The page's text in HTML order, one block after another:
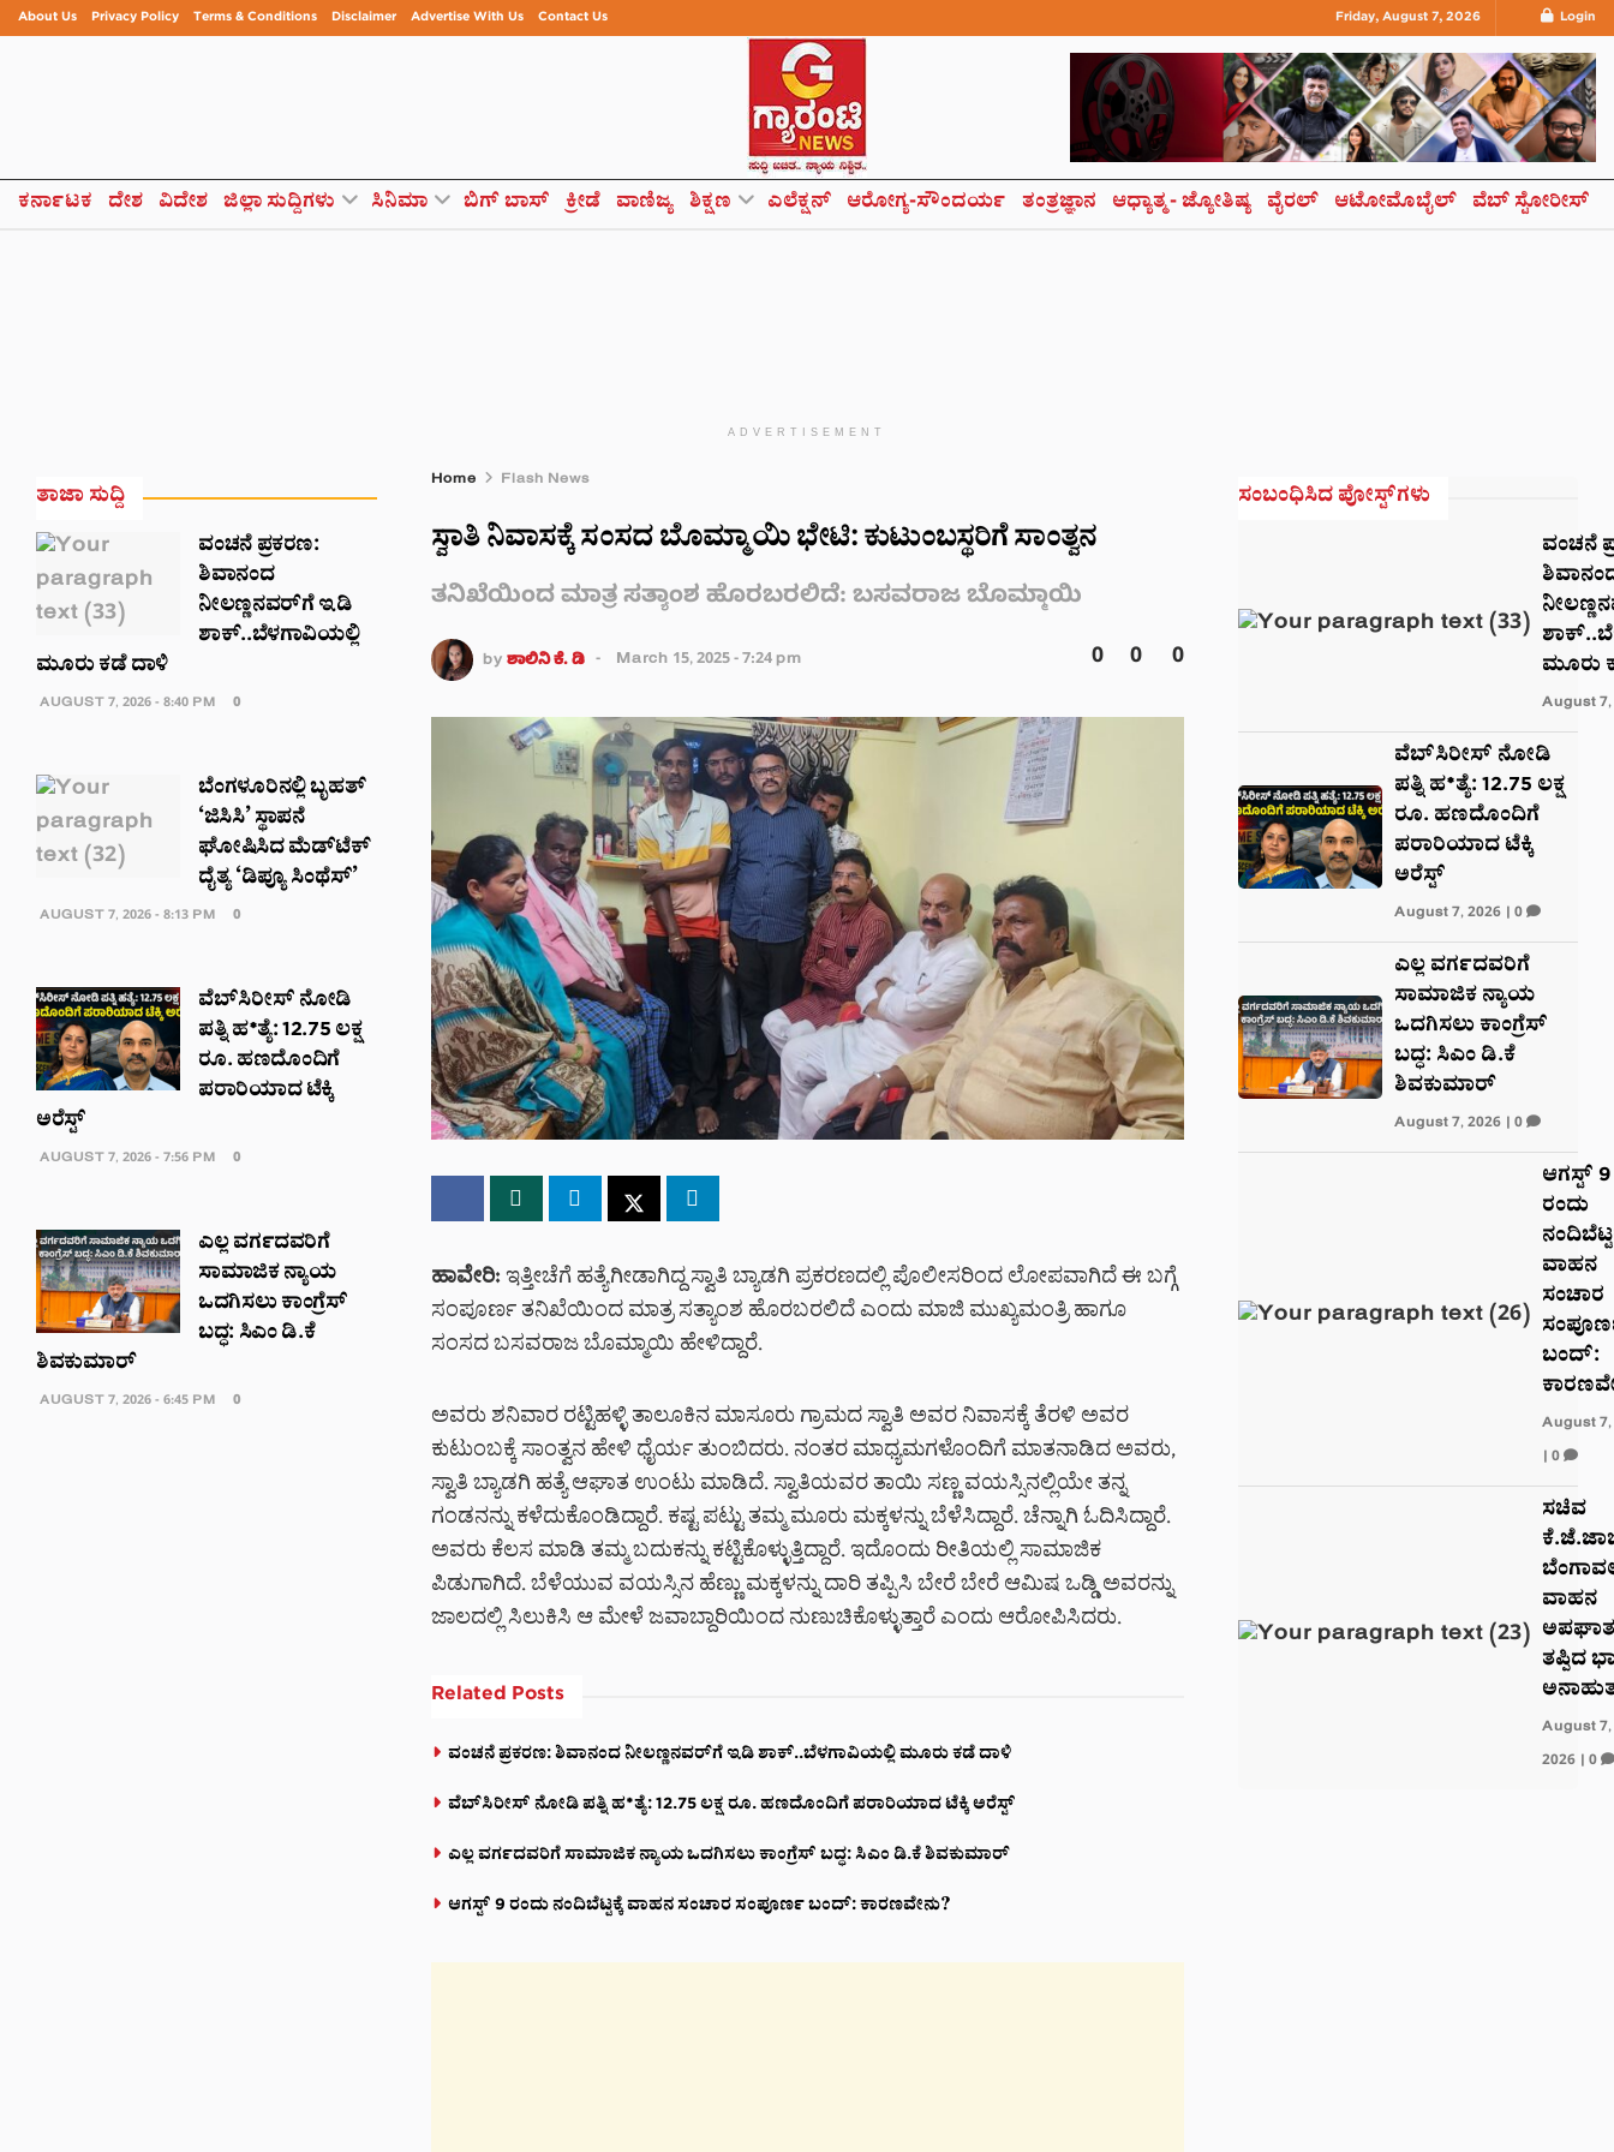
About Us Privacy Policy Terms & Conditions Disclaimer Advertise With Us Contact Us Friday, August 7, 2026 Login
ಕರ್ನಾಟಕ ದೇಶ ವಿದೇಶ ಜಿಲ್ಲಾ ಸುದ್ದಿಗಳು ಸಿನಿಮಾ ಬಿಗ್ ಬಾಸ್ ಕ್ರೀಡೆ ವಾಣಿಜ್ಯ ಶಿಕ್ಷಣ ಎಲೆಕ್ಷನ್ ಆರೋಗ್ಯ-ಸೌಂದರ್ಯ ತಂತ್ರಜ್ಞಾನ ಆಧ್ಯಾತ್ಮ- ಜ್ಯೋತಿಷ್ಯ ವೈರಲ್ ಆಟೋಮೊಬೈಲ್ ವೆಬ್ ಸ್ಟೋರೀಸ್
ADVERTISEMENT
Home Flash News
ಸ್ವಾತಿ ನಿವಾಸಕ್ಕೆ ಸಂಸದ ಬೊಮ್ಮಾಯಿ ಭೇಟಿ: ಕುಟುಂಬಸ್ಥರಿಗೆ ಸಾಂತ್ವನ
ತನಿಖೆಯಿಂದ ಮಾತ್ರ ಸತ್ಯಾಂಶ ಹೊರಬರಲಿದೆ: ಬಸವರಾಜ ಬೊಮ್ಮಾಯಿ
by ಶಾಲಿನಿ ಕೆ. ಡಿ March 15, 2025 - 7:24 pm 0 0 0
ಹಾವೇರಿ:ಇತ್ತೀಚೆಗೆ ಹತ್ಯೆಗೀಡಾಗಿದ್ದ ಸ್ವಾತಿ ಬ್ಯಾಡಗಿ ಪ್ರಕರಣದಲ್ಲಿ ಪೊಲೀಸರಿಂದ ಲೋಪವಾಗಿದೆ ಈ ಬಗ್ಗೆ
ಸಂಪೂರ್ಣ ತನಿಖೆಯಿಂದ ಮಾತ್ರ ಸತ್ಯಾಂಶ ಹೊರಬರಲಿದೆ ಎಂದು ಮಾಜಿ ಮುಖ್ಯಮಂತ್ರಿ ಹಾಗೂ
ಸಂಸದ ಬಸವರಾಜ ಬೊಮ್ಮಾಯಿ ಹೇಳಿದ್ದಾರೆ.
ಅವರು ಶನಿವಾರ ರಟ್ಟಿಹಳ್ಳಿ ತಾಲೂಕಿನ ಮಾಸೂರು ಗ್ರಾಮದ ಸ್ವಾತಿ ಅವರ ನಿವಾಸಕ್ಕೆ ತೆರಳಿ ಅವರ
ಕುಟುಂಬಕ್ಕೆ ಸಾಂತ್ವನ ಹೇಳಿ ಧೈರ್ಯ ತುಂಬಿದರು. ನಂತರ ಮಾಧ್ಯಮಗಳೊಂದಿಗೆ ಮಾತನಾಡಿದ ಅವರು,
ಸ್ವಾತಿ ಬ್ಯಾಡಗಿ ಹತ್ಯೆ ಆಘಾತ ಉಂಟು ಮಾಡಿದೆ. ಸ್ವಾತಿಯವರ ತಾಯಿ ಸಣ್ಣ ವಯಸ್ಸಿನಲ್ಲಿಯೇ ತನ್ನ
ಗಂಡನನ್ನು ಕಳೆದುಕೊಂಡಿದ್ದಾರೆ. ಕಷ್ಟ ಪಟ್ಟು ತಮ್ಮ ಮೂರು ಮಕ್ಕಳನ್ನು ಬೆಳೆಸಿದ್ದಾರೆ. ಚೆನ್ನಾಗಿ ಓದಿಸಿದ್ದಾರೆ.
ಅವರು ಕೆಲಸ ಮಾಡಿ ತಮ್ಮ ಬದುಕನ್ನು ಕಟ್ಟಿಕೊಳ್ಳುತ್ತಿದ್ದಾರೆ. ಇದೊಂದು ರೀತಿಯಲ್ಲಿ ಸಾಮಾಜಿಕ
ಪಿಡುಗಾಗಿದೆ. ಬೆಳೆಯುವ ವಯಸ್ಸಿನ ಹೆಣ್ಣು ಮಕ್ಕಳನ್ನು ದಾರಿ ತಪ್ಪಿಸಿ ಬೇರೆ ಬೇರೆ ಆಮಿಷ ಒಡ್ಡಿ ಅವರನ್ನು
ಜಾಲದಲ್ಲಿ ಸಿಲುಕಿಸಿ ಆ ಮೇಳೆ ಜವಾಬ್ದಾರಿಯಿಂದ ನುಣುಚಿಕೊಳ್ಳುತ್ತಾರೆ ಎಂದು ಆರೋಪಿಸಿದರು.
Related Posts
ವಂಚನೆ ಪ್ರಕರಣ: ಶಿವಾನಂದ ನೀಲಣ್ಣನವರ್​​ಗೆ ಇಡಿ ಶಾಕ್..ಬೆಳಗಾವಿಯಲ್ಲಿ ಮೂರು ಕಡೆ ದಾಳಿ
ವೆಬ್‌ಸಿರೀಸ್‌ ನೋಡಿ ಪತ್ನಿ ಹ*ತ್ಯೆ: 12.75 ಲಕ್ಷ ರೂ. ಹಣದೊಂದಿಗೆ ಪರಾರಿಯಾದ ಟೆಕ್ಕಿ ಅರೆಸ್ಟ್‌
ಎಲ್ಲ ವರ್ಗದವರಿಗೆ ಸಾಮಾಜಿಕ ನ್ಯಾಯ ಒದಗಿಸಲು ಕಾಂಗ್ರೆಸ್ ಬದ್ಧ: ಸಿಎಂ ಡಿ.ಕೆ ಶಿವಕುಮಾರ್
ಆಗಸ್ಟ್ 9 ರಂದು ನಂದಿಬೆಟ್ಟಕ್ಕೆ ವಾಹನ ಸಂಚಾರ ಸಂಪೂರ್ಣ ಬಂದ್: ಕಾರಣವೇನು?
ತಾಜಾ ಸುದ್ದಿ
ವಂಚನೆ ಪ್ರಕರಣ:
ಶಿವಾನಂದ
ನೀಲಣ್ಣನವರ್​​ಗೆ ಇಡಿ
ಶಾಕ್..ಬೆಳಗಾವಿಯಲ್ಲಿ
ಮೂರು ಕಡೆ ದಾಳಿ
AUGUST 7, 2026 - 8:40 PM 0
ಬೆಂಗಳೂರಿನಲ್ಲಿ ಬೃಹತ್
‘ಜಿಸಿಸಿ’ ಸ್ಥಾಪನೆ
ಘೋಷಿಸಿದ ಮೆಡ್‌ಟೆಕ್‌
ದೈತ್ಯ ‘ಡಿಪ್ಯೂ ಸಿಂಥೆಸ್’
AUGUST 7, 2026 - 8:13 PM 0
ವೆಬ್‌ಸಿರೀಸ್‌ ನೋಡಿ
ಪತ್ನಿ ಹ*ತ್ಯೆ: 12.75 ಲಕ್ಷ
ರೂ. ಹಣದೊಂದಿಗೆ
ಪರಾರಿಯಾದ ಟೆಕ್ಕಿ
ಅರೆಸ್ಟ್‌
AUGUST 7, 2026 - 7:56 PM 0
ಎಲ್ಲ ವರ್ಗದವರಿಗೆ
ಸಾಮಾಜಿಕ ನ್ಯಾಯ
ಒದಗಿಸಲು ಕಾಂಗ್ರೆಸ್
ಬದ್ಧ: ಸಿಎಂ ಡಿ.ಕೆ
ಶಿವಕುಮಾರ್
AUGUST 7, 2026 - 6:45 PM 0
ಸಂಬಂಧಿಸಿದ ಪೋಸ್ಟ್‌ಗಳು
ವಂಚನೆ
ಮೂರು
August 7,
ವೆಬ್‌ಸಿರೀಸ್‌ ನೋಡಿ
ಪತ್ನಿ ಹ*ತ್ಯೆ: 12.75 ಲಕ್ಷ
ರೂ. ಹಣದೊಂದಿಗೆ
ಪರಾರಿಯಾದ ಟೆಕ್ಕಿ
ಅರೆಸ್ಟ್‌
August 7, 2026| 0
ಎಲ್ಲ ವರ್ಗದವರಿಗೆ
ಸಾಮಾಜಿಕ ನ್ಯಾಯ
ಒದಗಿಸಲು ಕಾಂಗ್ರೆಸ್
ಬದ್ಧ: ಸಿಎಂ ಡಿ.ಕೆ
ಶಿವಕುಮಾರ್
August 7, 2026| 0
ಆಗಸ್ಟ್ 9
ರಂದು
ವಾಹನ
ಸಂಚಾರ
ಬಂದ್:
August 7,
| 0
ಸಚಿವ
ವಾಹನ
ತಪ್ಪಿದ
August 7,
2026| 0